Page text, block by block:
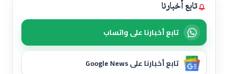
تابع أخبارنا
تابع أخبارنا على واتساب
تابع أخبارنا على Google News